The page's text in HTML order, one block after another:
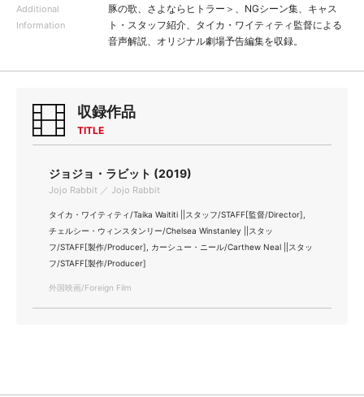
Additional
Information
豚の歌、さよならヒトラー＞、NGシーン集、キャス
ト・スタッフ紹介、タイカ・ワイティティ監督による
音声解説、オリジナル劇場予告編集を収録。
収録作品
TITLE
ジョジョ・ラビット (2019)
Jojo Rabbit ／ Jojo Rabbit
タイカ・ワイティティ/Taika Waititi ||スタッフ/STAFF[監督/Director],
チェルシー・ウィンスタンリー/Chelsea Winstanley ||スタッ
フ/STAFF[製作/Producer], カーシュー・ニール/Carthew Neal ||スタッ
フ/STAFF[製作/Producer]
外国映画/Foreign Film